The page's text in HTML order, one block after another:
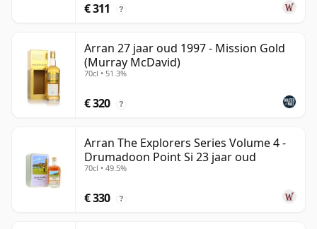
€ 311 ?
Arran 27 jaar oud 1997 - Mission Gold
(Murray McDavid)
70cl • 51.3%
€ 320 ?
Arran The Explorers Series Volume 4 -
Drumadoon Point Si 23 jaar oud
70cl • 49.5%
€ 330 ?